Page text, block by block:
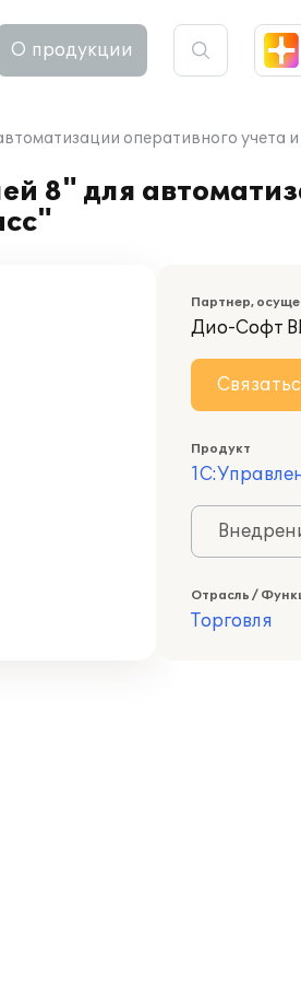
О продукции
оперативного
8" для
Партнер,
Дио-Софт
Продукт
Отрасль /
Торговля